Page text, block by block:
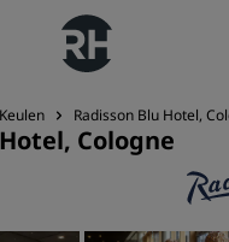
Keulen Radisson Blu Hotel,
Cologne